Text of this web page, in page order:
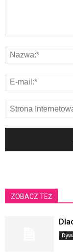
ZOBACZ TEŻ